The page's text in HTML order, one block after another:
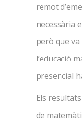
remot
necessària
però que va
l’educació
presencial
Els
de